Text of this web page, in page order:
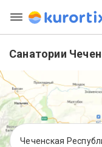
Санатории
Чеченская